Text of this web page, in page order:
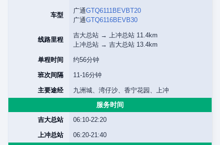
车型
广通GTQ6111BEVBT20
广通GTQ6116BEVB30
线路里程
吉大总站 → 上冲总站 11.4km
上冲总站 → 吉大总站 13.4km
单程时间 约56分钟
班次间隔 11-16分钟
主要途经 九洲城、湾仔沙、香宁花园、上冲
服务时间
吉大总站 06:10-22:20
上冲总站 06:20-21:40